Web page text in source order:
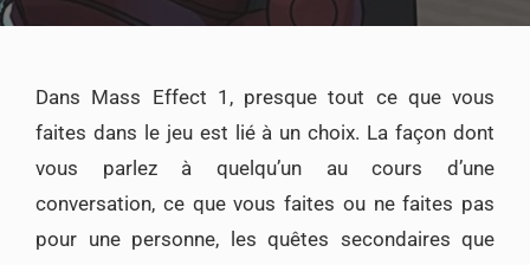
Dans Mass Effect 1, presque tout ce que vous
faites dans le jeu est lié à un choix. La façon dont
vous parlez à quelqu’un au cours d’une
conversation, ce que vous faites ou ne faites pas
pour une personne, les quêtes secondaires que